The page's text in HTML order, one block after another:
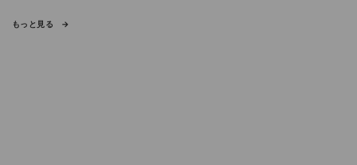
もっと見る